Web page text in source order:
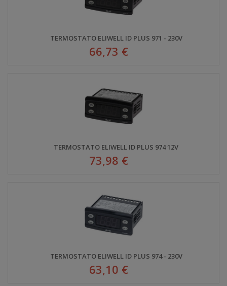
TERMOSTATO ELIWELL ID PLUS 971 - 230V
66,73 €
TERMOSTATO ELIWELL ID PLUS 974 12V
73,98 €
TERMOSTATO ELIWELL ID PLUS 974 - 230V
63,10 €